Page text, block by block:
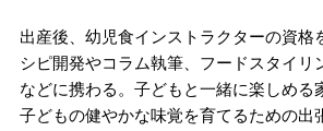
出産後、幼児食インストラクターの資格
シピ開発やコラム執筆、フードスタイリ
などに携わる。子どもと一緒に楽しめる
子どもの健やかな味覚を育てるための出